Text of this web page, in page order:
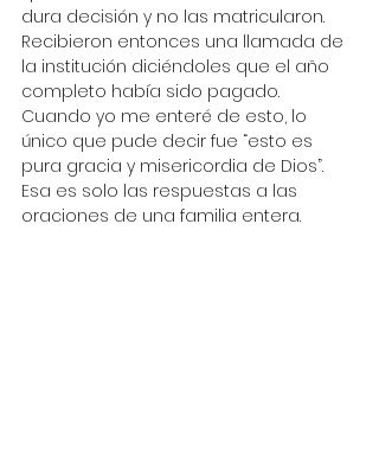
dura decisión y no las matricularon.
Recibieron entonces una llamada de
la institución diciéndoles que el año
completo había sido pagado.
Cuando yo me enteré de esto, lo
único que pude decir fue “esto es
pura gracia y misericordia de Dios”.
Esa es solo las respuestas a las
oraciones de una familia entera.